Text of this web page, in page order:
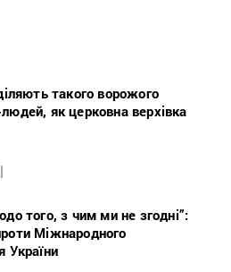
такого ворожого
як церковна верхівка
того, з чим ми не згодні”:
Міжнародного
України